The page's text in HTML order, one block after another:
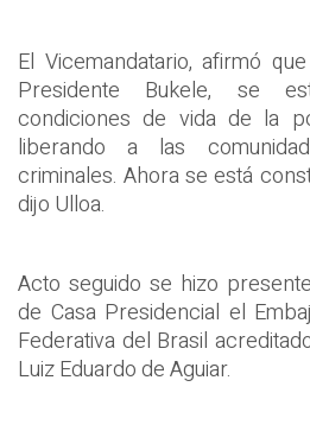
El Vicemandatario, afirmó
Presidente Bukele, se
condiciones de vida de la
liberando a las
criminales. Ahora se está
dijo Ulloa.
Acto seguido se hizo
de Casa Presidencial el
Federativa del Brasil
Luiz Eduardo de Aguiar.